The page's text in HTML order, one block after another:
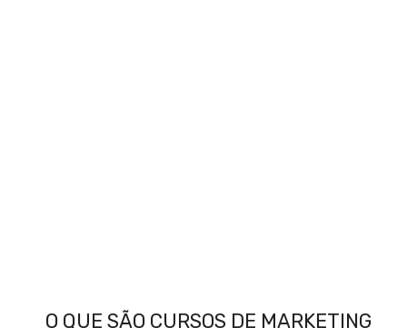
O QUE SÃO CURSOS DE MARKETING